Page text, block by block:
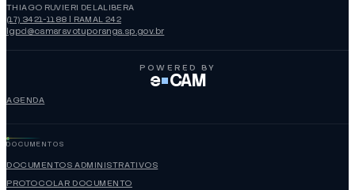
THIAGO RUVIERI DELALIBERA
(17) 3421-1188 | RAMAL 242
lgpd@camaravotuporanga.sp.gov.br
POWERED BY
e CAM
AGENDA
DOCUMENTOS
DOCUMENTOS ADMINISTRATIVOS
PROTOCOLAR DOCUMENTO